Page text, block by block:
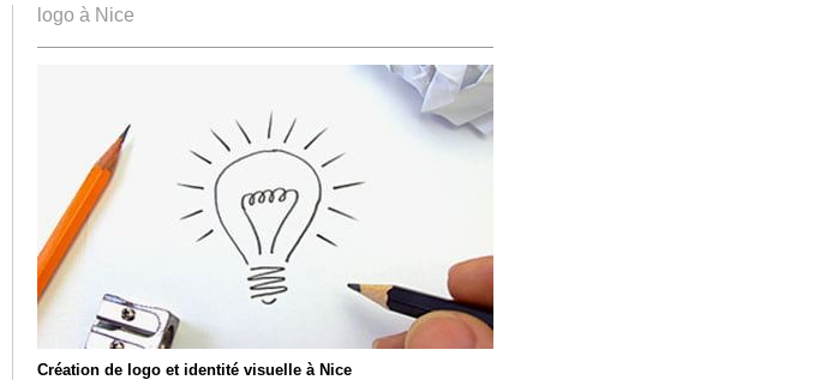
logo à Nice
Création de logo et identité visuelle à Nice